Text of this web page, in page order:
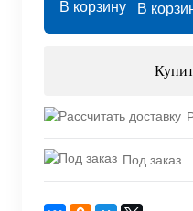
В
Под заказ